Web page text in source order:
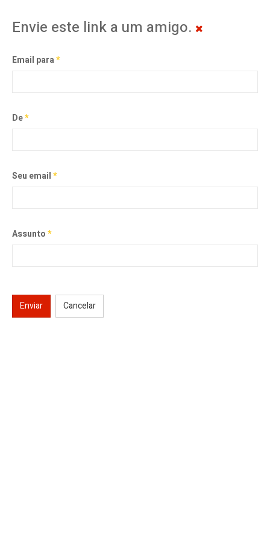
Envie este link a um amigo.
Email para*
De*
Seu email*
Assunto*
Enviar Cancelar